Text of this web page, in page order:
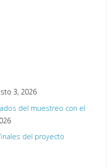
3, 2026
del muestreo con el
del proyecto